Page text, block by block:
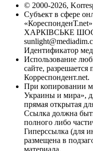
© 2000-2026,
Субъект в сфере
ХАРКІВСЬКЕ
Идентификатор
Использование
сайте,
Корреспондент.net.
При копировании
Украины и мира»,
прямая открытая
Ссылка должна
полного либо
Гиперссылка (для
размещена в
материала.